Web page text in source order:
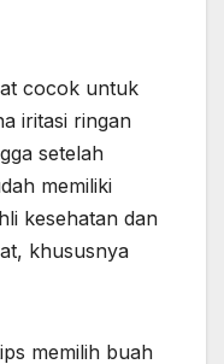
cocok untuk
iritasi ringan
setelah
memiliki
kesehatan dan
khususnya
memilih buah